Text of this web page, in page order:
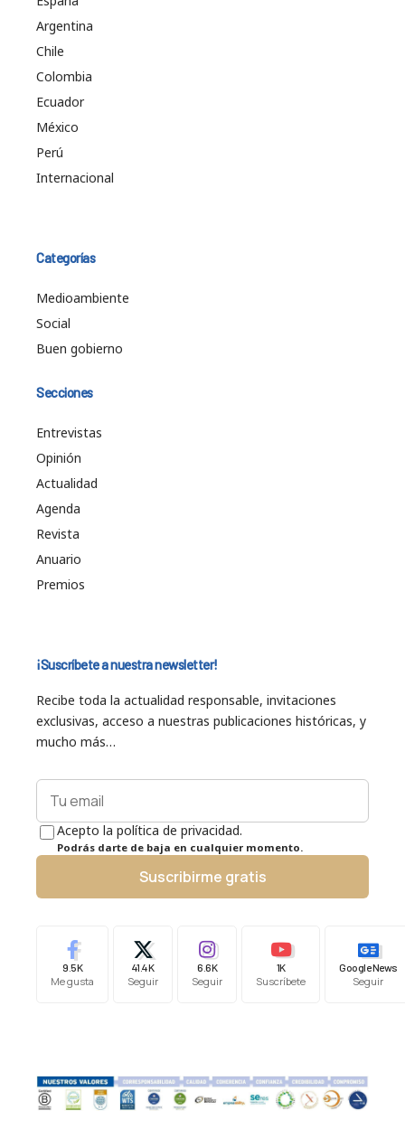
Argentina
Chile
Colombia
Ecuador
México
Perú
Internacional
Categorías
Medioambiente
Social
Buen gobierno
Secciones
Entrevistas
Opinión
Actualidad
Agenda
Revista
Anuario
Premios
¡Suscríbete a nuestra newsletter!
Recibe toda la actualidad responsable, invitaciones
exclusivas, acceso a nuestras publicaciones históricas, y
mucho más…
Acepto la política de privacidad.
Podrás darte de baja en cualquier momento.
Suscribirme gratis
9.5K
Me gusta
41.4K
Seguir
6.6K
Seguir
1K
Suscríbete
Google News
Seguir